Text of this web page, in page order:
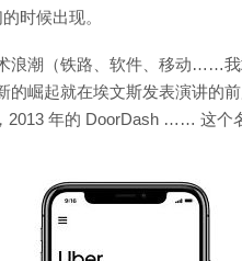
时候出现。
浪潮（铁路、软件、移动……我
崛起就在埃文斯发表演讲的
2013 年的 DoorDash …… 这个